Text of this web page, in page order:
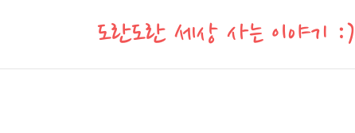
도란도란 세상 사는 이야기 :)